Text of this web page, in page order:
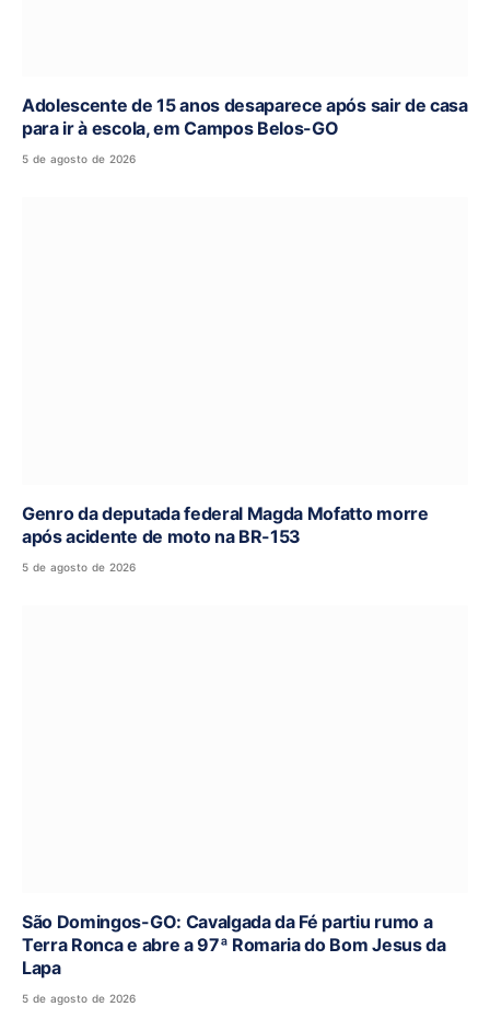
Adolescente de 15 anos desaparece após sair de casa
para ir à escola, em Campos Belos-GO
5 de agosto de 2026
Genro da deputada federal Magda Mofatto morre
após acidente de moto na BR-153
5 de agosto de 2026
São Domingos-GO: Cavalgada da Fé partiu rumo a
Terra Ronca e abre a 97ª Romaria do Bom Jesus da
Lapa
5 de agosto de 2026